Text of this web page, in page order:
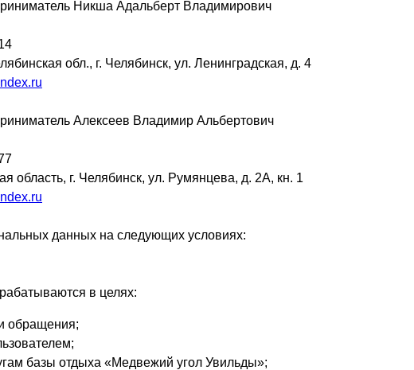
Никша Адальберт Владимирович
обл., г. Челябинск, ул. Ленинградская, д. 4
Алексеев Владимир Альбертович
область, г. Челябинск, ул. Румянцева, д. 2А, кн. 1
данных на следующих условиях:
в целях:
обращения;
базы отдыха «Медвежий угол Увильды»;